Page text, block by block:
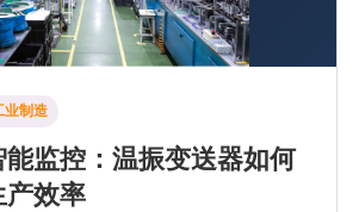
业制造
能监控：温振变送器如何
产效率